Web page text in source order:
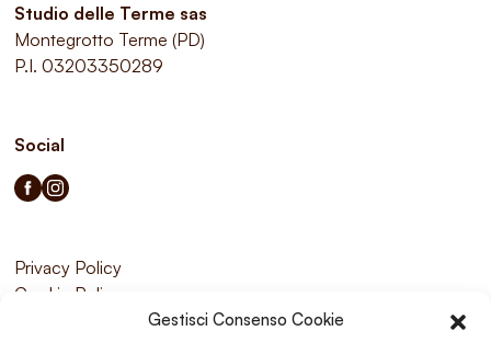
Gestisci Consenso Cookie
Studio delle Terme sas
Montegrotto Terme (PD)
P.I. 03203350289
Social
Privacy Policy
Cookie Policy